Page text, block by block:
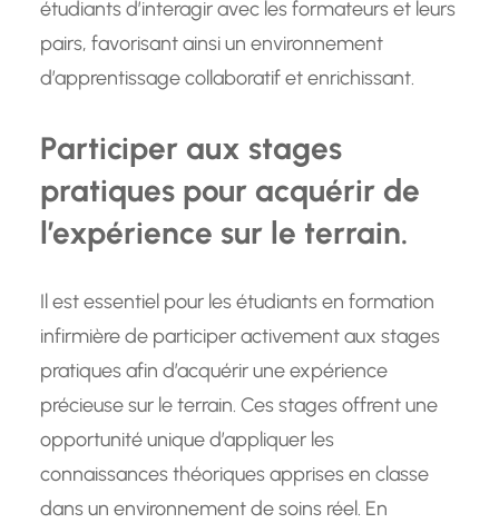
étudiants d’interagir avec les formateurs et leurs
pairs, favorisant ainsi un environnement
d’apprentissage collaboratif et enrichissant.
Participer aux stages
pratiques pour acquérir de
l’expérience sur le terrain.
Il est essentiel pour les étudiants en formation
infirmière de participer activement aux stages
pratiques afin d’acquérir une expérience
précieuse sur le terrain. Ces stages offrent une
opportunité unique d’appliquer les
connaissances théoriques apprises en classe
dans un environnement de soins réel. En